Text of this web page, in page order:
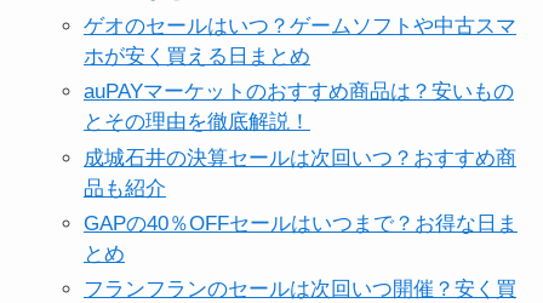
ゲオのセールはいつ？ゲームソフトや中古スマ
ホが安く買える日まとめ
auPAYマーケットのおすすめ商品は？安いもの
とその理由を徹底解説！
成城石井の決算セールは次回いつ？おすすめ商
品も紹介
GAPの40％OFFセールはいつまで？お得な日ま
とめ
フランフランのセールは次回いつ開催？安く買